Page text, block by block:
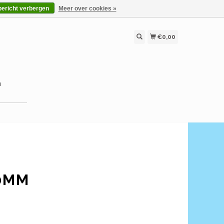
€0,00
verbergen Meer over cookies »